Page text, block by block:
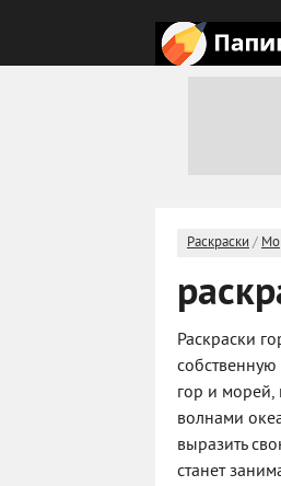
Раскраски /
Раскраски
гор и морей,
волнами
выразить
станет